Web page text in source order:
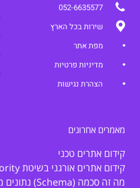
052-6635577
שירות בכל הארץ
מפת אתר
מדיניות פרטיות
הצהרת נגישות
מאמרים אחרונים
קידום אתרים טכני
קידום אתרים אורגני בשיטת Topical Authority
מה זה סכמה (Schema) נתונים מובנים ב seo